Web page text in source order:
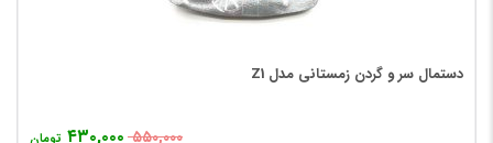
دستمال سر و گردن زمستانی مدل Z1
۵۵۰,۰۰۰ ۴۳۰,۰۰۰ تومان